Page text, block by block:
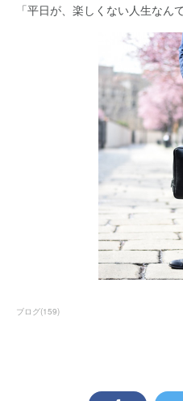
「平日が、楽しくない人生なん
ブログ(159)